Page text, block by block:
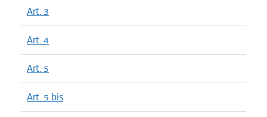
Art. 3
Art. 4
Art. 5
Art. 5 bis